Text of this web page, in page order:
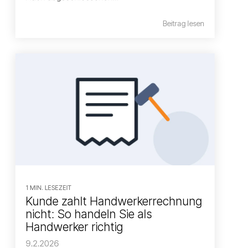
Beitrag lesen
1 MIN. LESEZEIT
Kunde zahlt Handwerkerrechnung
nicht: So handeln Sie als
Handwerker richtig
9.2.2026